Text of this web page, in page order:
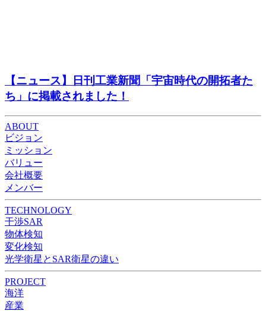
【ニュース】日刊工業新聞「宇宙時代の開拓者た
ち」に掲載されました！
ABOUT
ビジョン
ミッション
バリュー
会社概要
メンバー
TECHNOLOGY
干渉SAR
物体検知​​
変化検知​
光学衛星とSAR衛星の違い
PROJECT
海洋
産業